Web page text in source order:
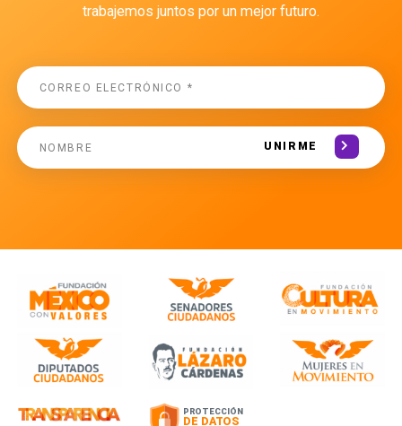
trabajemos juntos por un mejor futuro.
UNIRME